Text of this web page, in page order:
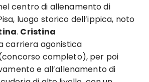
centro di allenamento di
luogo storico dell’ippica, noto
. Cristina
carriera agonistica
completo), per poi
e all’allenamento di